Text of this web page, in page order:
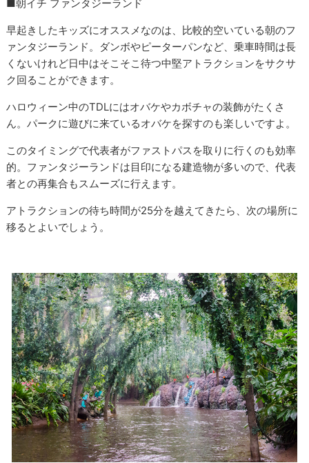
■朝イチ ファンタジーランド
早起きしたキッズにオススメなのは、比較的空いている朝のフ
ァンタジーランド。ダンボやピーターパンなど、乗車時間は長
くないけれど日中はそこそこ待つ中堅アトラクションをサクサ
ク回ることができます。
ハロウィーン中のTDLにはオバケやカボチャの装飾がたくさ
ん。パークに遊びに来ているオバケを探すのも楽しいですよ。
このタイミングで代表者がファストパスを取りに行くのも効率
的。ファンタジーランドは目印になる建造物が多いので、代表
者との再集合もスムーズに行えます。
アトラクションの待ち時間が25分を越えてきたら、次の場所に
移るとよいでしょう。